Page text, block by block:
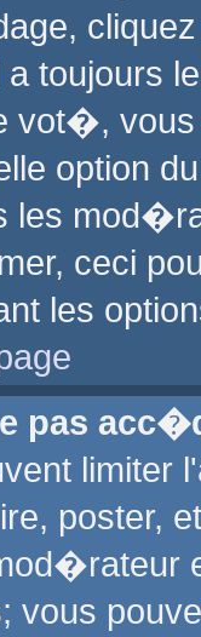
a toujours
vot�,
option
ceci
les
pas
poster,